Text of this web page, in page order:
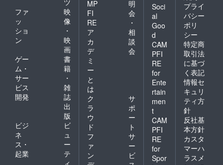
ツ
ファ
ッ
ショ
ン
映
像
・
映
画
ゲー
ム・
サー
ビス
開発
書
籍
・
雑
誌
出
版
ビジ
ネ
ス・
起業
ビ
ュ
ー
テ
MP
FI
RE
ア
カ
デ
ミ
ー
と
は
明
会
・
相
談
会
ク
ラ
ウ
ド
フ
ァ
ン
サ
ポ
ー
ト
サ
ー
ビ
Soci
al
Goo
d
CAM
PFI
RE
for
Ente
rtain
men
t
CAM
PFI
RE
for
Spor
プライ
バシー
ポリ
シー
特定商
取引法
に基づ
く表記
情報セ
キュリ
ティ方
針
反社基
本方針
カスタ
マーハ
ラスメ